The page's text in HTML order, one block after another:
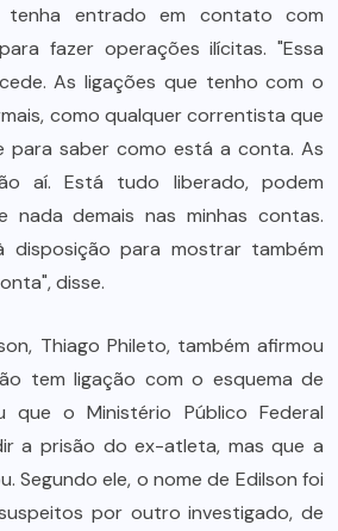
tenha entrado em contato com
fazer operações ilícitas. "Essa
As ligações que tenho com o
como qualquer correntista que
para saber como está a conta. As
aí. Está tudo liberado, podem
nada demais nas minhas contas.
disposição para mostrar também
disse.
Thiago Phileto, também afirmou
tem ligação com o esquema de
que o Ministério Público Federal
a prisão do ex-atleta, mas que a
Segundo ele, o nome de Edilson foi
por outro investigado, de